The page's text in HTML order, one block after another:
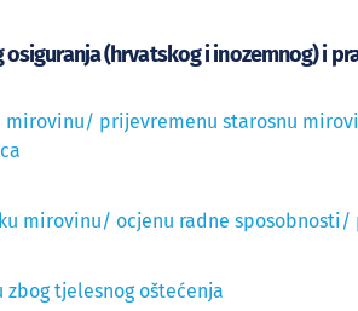
(hrvatskog i inozemnog) i
mirovinu/ prijevremenu starosnu
mirovinu/ ocjenu radne
tjelesnog oštećenja